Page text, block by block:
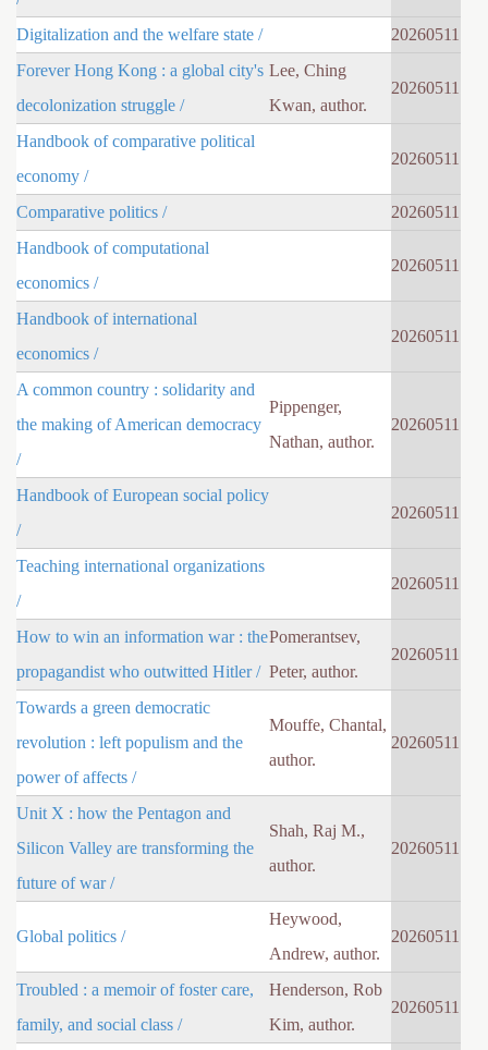
Digitalization and the welfare state /
20260511
Forever Hong Kong : a global city's
decolonization struggle /
Lee, Ching
Kwan, author.
20260511
Handbook of comparative political
economy /
20260511
Comparative politics /
20260511
Handbook of computational
economics /
20260511
Handbook of international
economics /
20260511
A common country : solidarity and
the making of American democracy
/
Pippenger,
Nathan, author.
20260511
Handbook of European social policy
/
20260511
Teaching international organizations
/
20260511
How to win an information war : the
propagandist who outwitted Hitler /
Pomerantsev,
Peter, author.
20260511
Towards a green democratic
revolution : left populism and the
power of affects /
Mouffe, Chantal,
author.
20260511
Unit X : how the Pentagon and
Silicon Valley are transforming the
future of war /
Shah, Raj M.,
author.
20260511
Global politics /
Heywood,
Andrew, author.
20260511
Troubled : a memoir of foster care,
family, and social class /
Henderson, Rob
Kim, author.
20260511